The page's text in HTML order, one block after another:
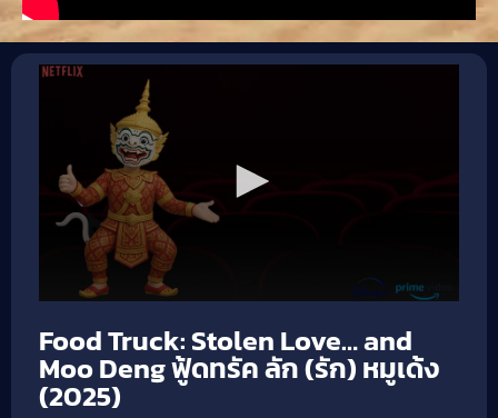
Food Truck: Stolen Love… and
Moo Deng ฟู้ดทรัค ลัก (รัก) หมูเด้ง
(2025)